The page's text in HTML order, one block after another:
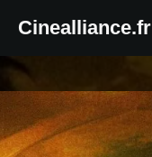
Cinealliance.fr